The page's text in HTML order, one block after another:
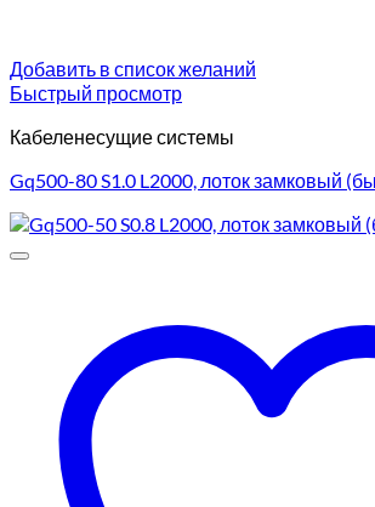
Добавить в список желаний
Быстрый просмотр
Кабеленесущие системы
Gq500-80 S1.0 L2000, лоток замковый